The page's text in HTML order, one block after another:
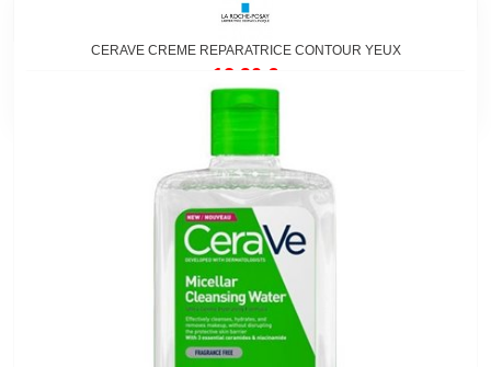
CERAVE CREME REPARATRICE CONTOUR YEUX
12,90 €